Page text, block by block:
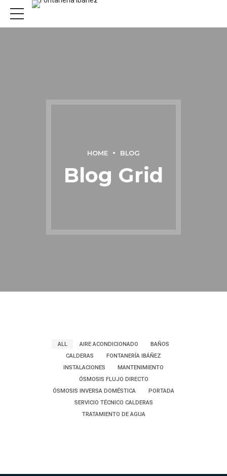
HOME BLOG
Blog Grid
ALL AIRE ACONDICIONADO
BAÑOS
CALDERAS
FONTANERÍA IBÁÑEZ
INSTALACIONES
MANTENIMIENTO
ÓSMOSIS FLUJO DIRECTO
ÓSMOSIS INVERSA DOMÉSTICA
PORTADA
SERVICIO TÉCNICO CALDERAS
TRATAMIENTO DE AGUA